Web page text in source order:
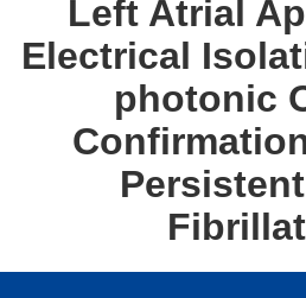
Left Atrial
Electrical
photonic